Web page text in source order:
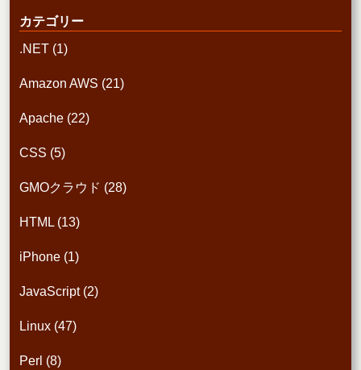
カテゴリー
.NET (1)
Amazon AWS (21)
Apache (22)
CSS (5)
GMOクラウド (28)
HTML (13)
iPhone (1)
JavaScript(2)
Linux (47)
Perl (8)